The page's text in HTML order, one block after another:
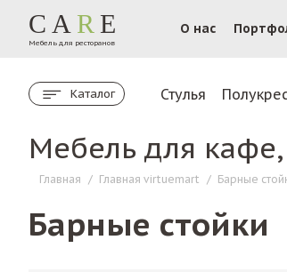
CA R E
Мебель для ресторанов
О нас
Каталог Стулья
Мебель для
Главная / Главная virtuemart / Барные
Барные стойки